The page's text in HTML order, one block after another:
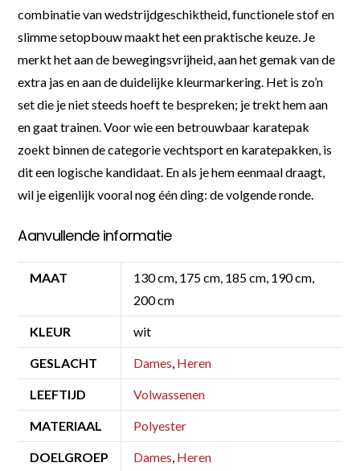
combinatie van wedstrijdgeschiktheid, functionele stof en
slimme setopbouw maakt het een praktische keuze. Je
merkt het aan de bewegingsvrijheid, aan het gemak van de
extra jas en aan de duidelijke kleurmarkering. Het is zo’n
set die je niet steeds hoeft te bespreken; je trekt hem aan
en gaat trainen. Voor wie een betrouwbaar karatepak
zoekt binnen de categorie vechtsport en karatepakken, is
dit een logische kandidaat. En als je hem eenmaal draagt,
wil je eigenlijk vooral nog één ding: de volgende ronde.
Aanvullende informatie
MAAT
130 cm, 175 cm, 185 cm, 190 cm,
200 cm
KLEUR wit
GESLACHT Dames, Heren
LEEFTIJD Volwassenen
MATERIAAL Polyester
DOELGROEP Dames, Heren